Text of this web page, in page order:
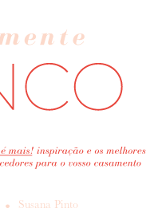
• Susana Pinto